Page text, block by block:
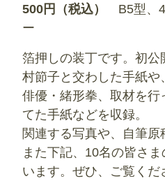
500円（税込）
B5型、
ー
箔押しの装丁です。初
村節子と交わした手紙や
俳優・緒形拳、取材を
てた手紙などを収録。
関連する写真や、自筆原
また下記、10名の皆さ
います。ぜひ、ご覧くだ